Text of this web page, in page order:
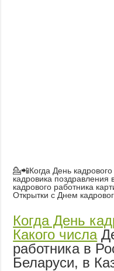
💁📲Когда День
кадровика
кадрового работника
Открытки с Днем
Когда День
Какого числа
работника в
Беларуси, в